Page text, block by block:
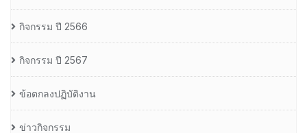
กิจกรรม ปี 2566
กิจกรรม ปี 2567
ข้อตกลงปฏิบัติงาน
ข่าวกิจกรรม